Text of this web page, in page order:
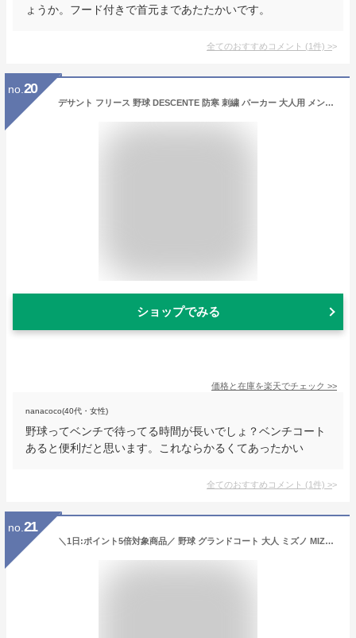
ょうか。フード付きで首元まであたたかいです。
全てのおすすめコメント (1件) >
no. 20
デサント フリース 野球 DESCENTE 防寒 刺繍 パーカー 大人用 メンズ レディース 秋冬 ユニセックス スポーツ 軽量 保温 ジャケット 大きいサイズ ウェア 長袖 人気 裏起毛 防風 ハーフジップ フード付き DBX-2760B ウェア刺繍有料可(W) 交換無料 【365日あす楽対応】
ショップでみる
価格と在庫を楽天でチェック >>
nanacoco(40代・女性)
野球ってベンチで待ってる時間が長いでしょ？ベンチコート
あると便利だと思います。これならかるくてあったかい
全てのおすすめコメント (1件) >
no. 21
＼1日:ポイント5倍対象商品／ 野球 グランドコート 大人 ミズノ MIZUNO グラウンドコート グラコン 冬用 アウター ジャケット 12JE5G20 防寒 防風 保温 大人用 メンズ 男女兼用 秋冬 ジャケット 軽量 秋冬 アウター 野球用品 スワロースポーツ